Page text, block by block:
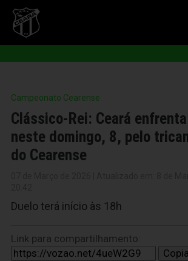
Campeonato Cearense
Clássico-Rei: Ceará
neste domingo, 8, pelo
do Cearense
Duelo terá início às 18h
Link para compartilhamento: